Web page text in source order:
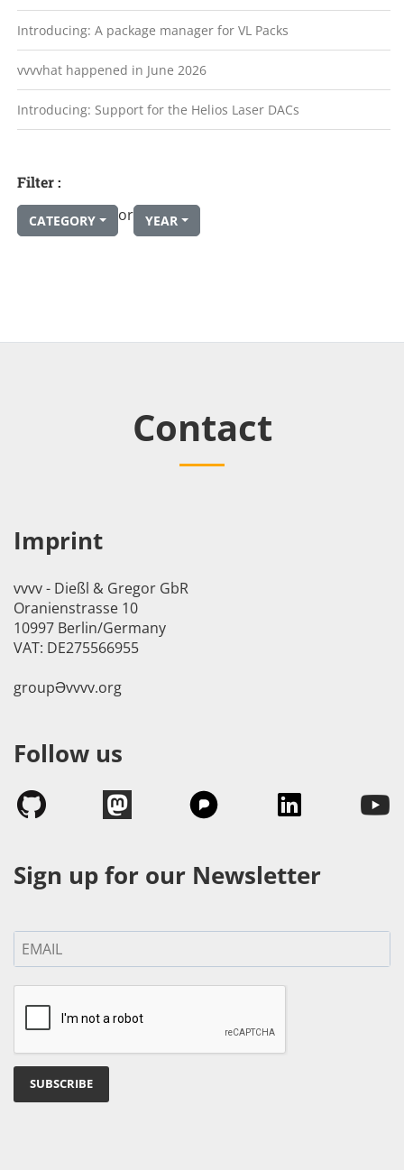
Introducing: A package manager for VL Packs
vvvvhat happened in June 2026
Introducing: Support for the Helios Laser DACs
Filter :
CATEGORY or YEAR
Contact
Imprint
vvvv - Dießl & Gregor GbR
Oranienstrasse 10
10997 Berlin/Germany
VAT: DE275566955
groupӘvvvv.org
Follow us
Sign up for our Newsletter
SUBSCRIBE